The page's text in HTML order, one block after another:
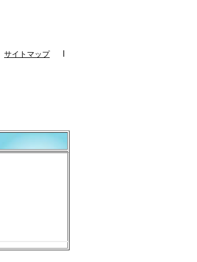
サイトマップｌ